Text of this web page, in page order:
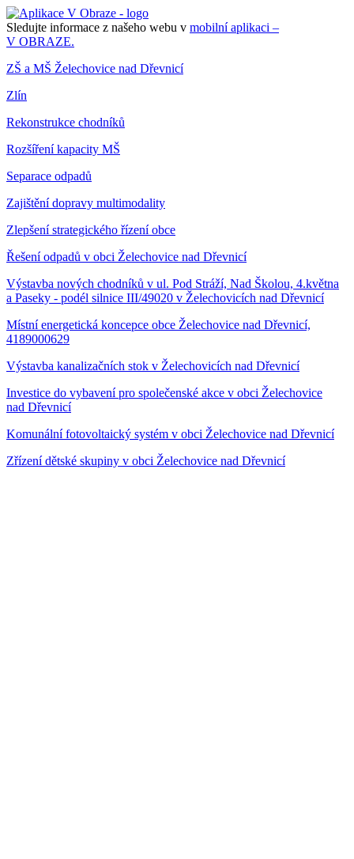
Sledujte informace z našeho webu v mobilní aplikaci –
V OBRAZE.
ZŠ a MŠ Želechovice nad Dřevnicí
Zlín
Rekonstrukce chodníků
Rozšíření kapacity MŠ
Separace odpadů
Zajištění dopravy multimodality
Zlepšení strategického řízení obce
Řešení odpadů v obci Želechovice nad Dřevnicí
Výstavba nových chodníků v ul. Pod Stráží, Nad Školou, 4.května
a Paseky - podél silnice III/49020 v Želechovicích nad Dřevnicí
Místní energetická koncepce obce Želechovice nad Dřevnicí,
4189000629
Výstavba kanalizačních stok v Želechovicích nad Dřevnicí
Investice do vybavení pro společenské akce v obci Želechovice
nad Dřevnicí
Komunální fotovoltaický systém v obci Želechovice nad Dřevnicí
Zřízení dětské skupiny v obci Želechovice nad Dřevnicí